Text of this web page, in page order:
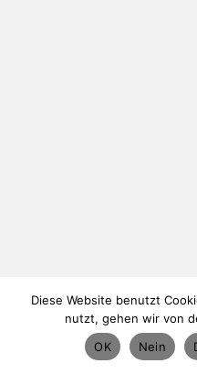
Diese Website benutzt
nutzt, gehen wir von
OK
Nein